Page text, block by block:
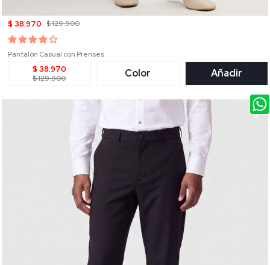
$ 38.970 $ 129.900
Pantalón Casual con Prenses
$ 38.970
$ 129.900 Color Añadir